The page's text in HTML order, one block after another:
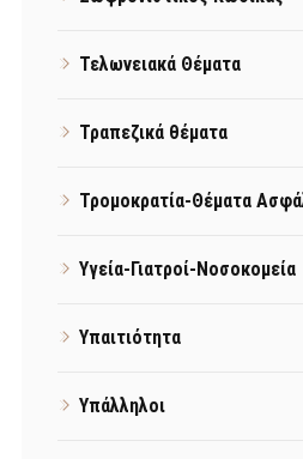
Τελωνειακά Θέματα
Τραπεζικά θέματα
Τρομοκρατία-Θέματα
Υγεία-Γιατροί-Νοσοκομεία
Υπαιτιότητα
Υπάλληλοι